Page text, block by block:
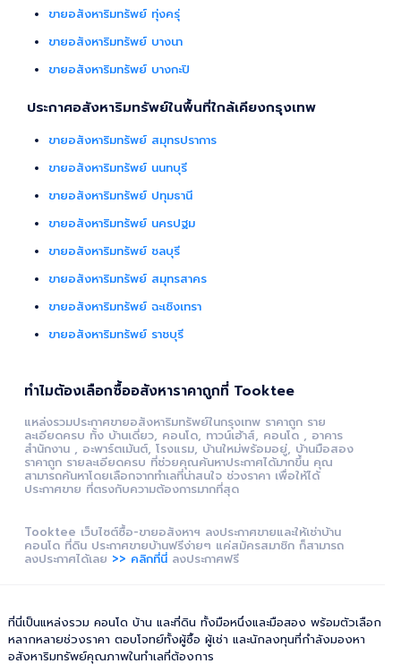
ขายอสังหาริมทรัพย์ ทุ่งครุ่
ขายอสังหาริมทรัพย์ บางนา
ขายอสังหาริมทรัพย์ บางกะปิ
ประกาศอสังหาริมทรัพย์ในพื้นที่ใกล้เคียงกรุงเทพ
ขายอสังหาริมทรัพย์ สมุทรปราการ
ขายอสังหาริมทรัพย์ นนทบุรี
ขายอสังหาริมทรัพย์ ปทุมธานี
ขายอสังหาริมทรัพย์ นครปฐม
ขายอสังหาริมทรัพย์ ชลบุรี
ขายอสังหาริมทรัพย์ สมุทรสาคร
ขายอสังหาริมทรัพย์ ฉะเชิงเทรา
ขายอสังหาริมทรัพย์ ราชบุรี
ทำไมต้องเลือกซื้ออสังหาราคาถูกที่ Tooktee
แหล่งรวมประกาศขายอสังหาริมทรัพย์ในกรุงเทพ ราคาถูก ราย
ละเอียดครบ ทั้ง บ้านเดี่ยว, คอนโด, ทาวน์เฮ้าส์, คอนโด , อาคาร
สำนักงาน , อะพาร์ตเม้นต์, โรงแรม, บ้านใหม่พร้อมอยู่, บ้านมือสอง
ราคาถูก รายละเอียดครบ ที่ช่วยคุณค้นหาประกาศได้มากขึ้น คุณ
สามารถค้นหาโดยเลือกจากทำเลที่น่าสนใจ ช่วงราคา เพื่อให้ได้
ประกาศขาย ที่ตรงกับความต้องการมากที่สุด
Tooktee เว็บไซต์ซื้อ-ขายอสังหาฯ ลงประกาศขายและให้เช่าบ้าน
คอนโด ที่ดิน ประกาศขายบ้านฟรีง่ายๆ แค่สมัครสมาชิก ก็สามารถ
ลงประกาศได้เลย >> คลิกที่นี่ ลงประกาศฟรี
ที่นี่เป็นแหล่งรวม คอนโด บ้าน และที่ดิน ทั้งมือหนึ่งและมือสอง พร้อมตัวเลือก
หลากหลายช่วงราคา ตอบโจทย์ทั้งผู้ซื้อ ผู้เช่า และนักลงทุนที่กำลังมองหา
อสังหาริมทรัพย์คุณภาพในทำเลที่ต้องการ